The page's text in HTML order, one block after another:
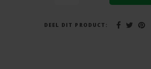
DEEL DIT PRODUCT: